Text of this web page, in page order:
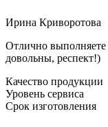
Ирина Криворотова
Отлично выполняете
довольны, респект!)
Качество продукции
Уровень сервиса
Срок изготовления